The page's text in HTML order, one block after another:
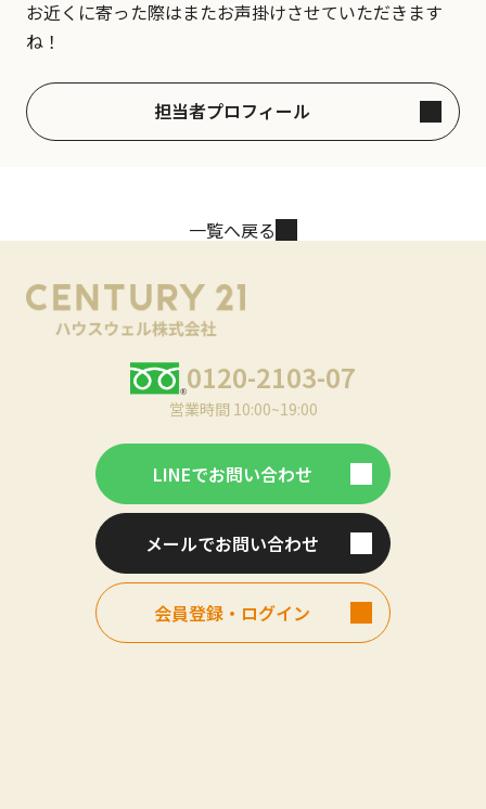
お近くに寄った際はまたお声掛けさせていただきます
ね！
担当者プロフィール
一覧へ戻る
0120-2103-07
営業時間 10:00~19:00
LINEでお問い合わせ
メールでお問い合わせ
会員登録・ログイン